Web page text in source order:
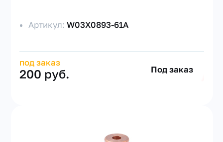
Артикул:W03X0893-61A
под заказ
200 руб. Под заказ